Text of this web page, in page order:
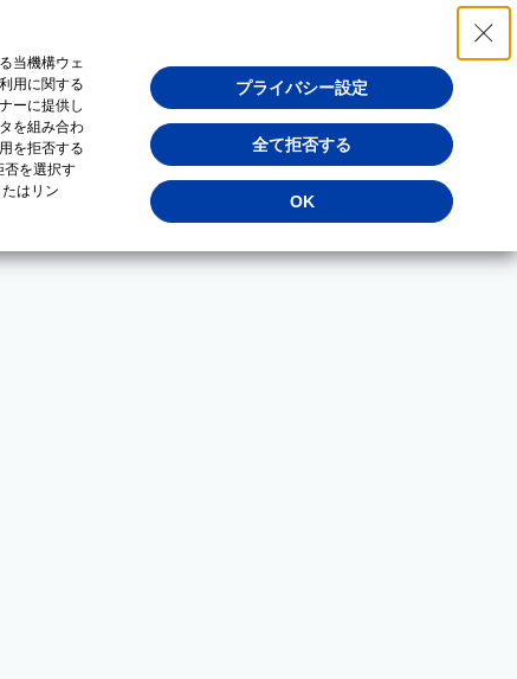
当機構ウェ
用に関する
ーに提供し
を組み合わ
を拒否する
否を選択す
はリン
プライバシー設定
全て拒否する
OK